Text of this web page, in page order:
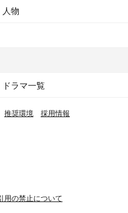
人物
ドラマ一覧
推奨環境 採用情報
用の禁止について